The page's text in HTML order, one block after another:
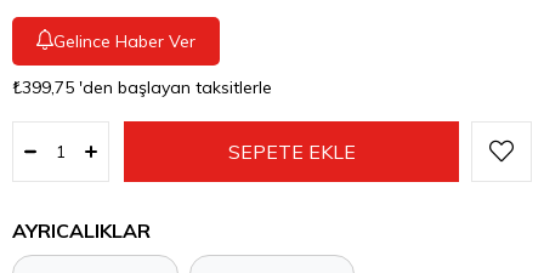
Gelince Haber Ver
₺399,75 'den başlayan taksitlerle
AYRICALIKLAR